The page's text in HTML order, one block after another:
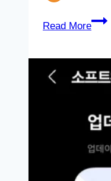
Read More
안
이
드
업
데
이
트